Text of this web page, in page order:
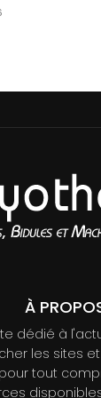
À
dédié à
les sites
tout